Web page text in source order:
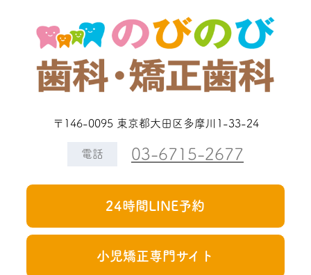
〒146-0095 東京都大田区多摩川1-33-24
電話 03-6715-2677
24時間LINE予約
小児矯正専門サイト